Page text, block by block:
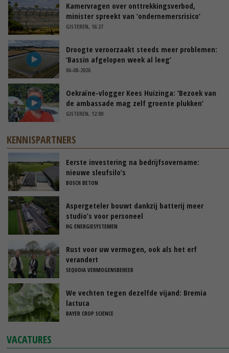
Kamervragen over onttrekkingsverbod,
minister spreekt van ‘ondernemersrisico’
GISTEREN, 16:27
Droogte veroorzaakt steeds meer problemen:
‘Bassin afgelopen week al leeg’
06-08-2026
Oekraïne-vlogger Kees Huizinga: ‘Bezoek van
de ambassade mag zelf groente plukken’
GISTEREN, 12:00
KENNISPARTNERS
Eerste investering na bedrijfsovername:
nieuwe sleufsilo’s
BOSCH BETON
Aspergeteler bouwt dankzij batterij meer
studio’s voor personeel
HG ENERGIESYSTEMEN
Rust voor uw vermogen, ook als het erf
verandert
SEQUOIA VERMOGENSBEHEER
We vechten tegen dezelfde vijand: Bremia
lactuca
BAYER CROP SCIENCE
VACATURES